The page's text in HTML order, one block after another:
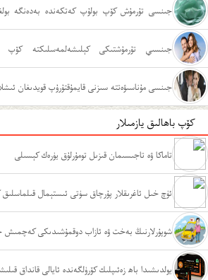
زىيىنى جىنسىي تۇرمۇشتىكى كېلىشەلمەسلىكتە كۆپ
ئەھۋاللار جىنسى مۇناسىۋەتتە سىزنى قايمۇقتۇرۇپ قويدىغان
كۆپ باھالىق يازمىلار
تاماكا ۋە تاجىسىمان قىزىل تومۇرلۇق يۈرەك كېسىلى
ئۈچ خىل ئاغرىقلار پۇرچاق سۈتى ئىستېمال قىلماسلىق
شوپۇرلارنىڭ بەخت ۋە ئازاب دوقمۇشىدىكى كەچمىش
يولدىشىدا باھ زەئىپلىك كۆرۈلگەندە ئايالى قانداق